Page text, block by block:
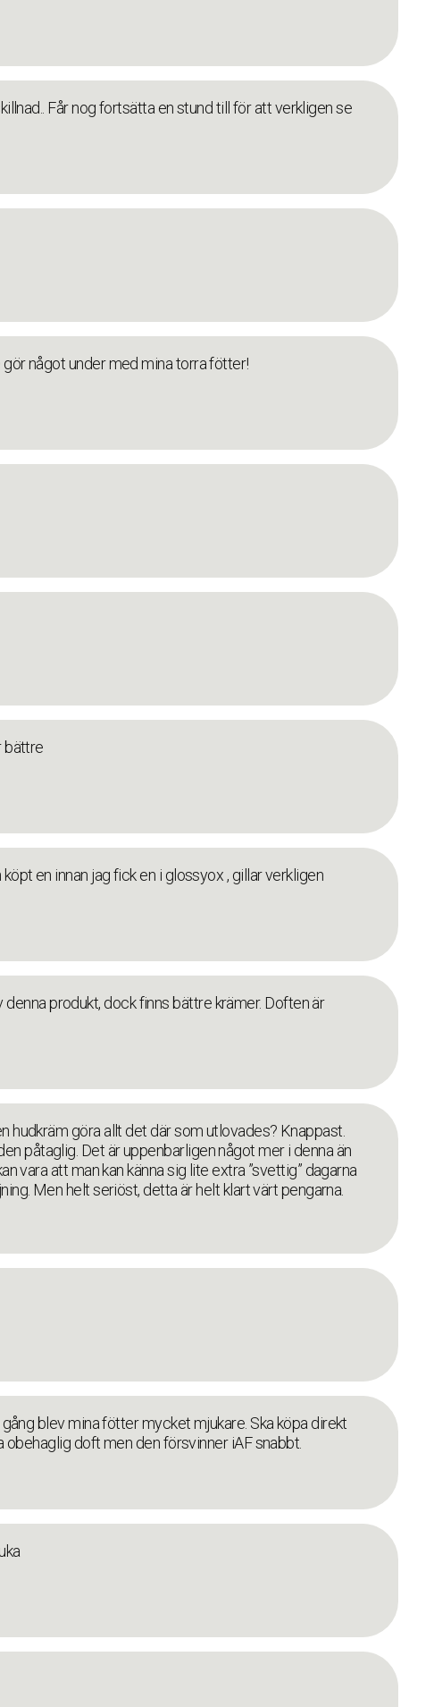
Får nog fortsätta en stund till för att verkligen se
något under med mina torra fötter!
bättre
en innan jag fick en i glossyox , gillar verkligen
produkt, dock finns bättre krämer. Doften är
hudkräm göra allt det där som utlovades? Knappast.
påtaglig. Det är uppenbarligen något mer i denna än
vara att man kan känna sig lite extra ”svettig” dagarna
Men helt seriöst, detta är helt klart värt pengarna.
blev mina fötter mycket mjukare. Ska köpa direkt
doft men den försvinner iAF snabbt.